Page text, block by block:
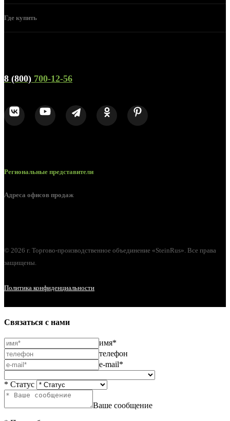
Где купить
8 (800) 700-12-56
Региональные представители
Адреса офисов продаж
© 2026 г. Торгово-производственное объединение «SteinRus». Все права
защищены.
Политика конфиденциальности
Связаться с нами
имя*
телефон
e-mail*
* Статус
Ваше сообщение